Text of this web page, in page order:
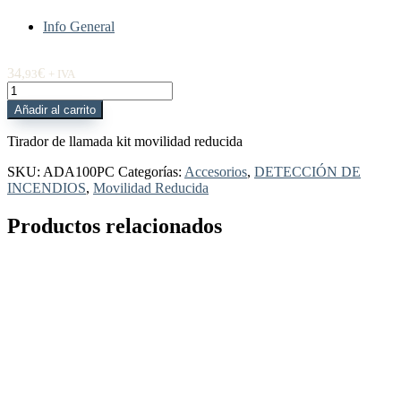
Info General
34,93€ + IVA
ADA100PC
Tirador
de
llamada
movilidad
reducida
Añadir al carrito
Tirador de llamada kit movilidad reducida
SKU: ADA100PC Categorías: Accesorios, DETECCIÓN DE
INCENDIOS, Movilidad Reducida
Productos relacionados